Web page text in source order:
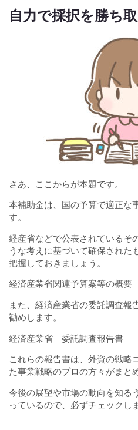
自力で採択を勝ち
さあ、ここからが本題です。
本補助金は、国の予算で適正な
す。
経産省などで公表されているそ
うな考えに基づいて確保された
把握しておきましょう。
経済産業省関連予算案等の概要
また、経済産業省の委託調査報
勧めします。
経済産業省 委託調査報告書
これらの報告書は、外資の戦略
た事業戦略のプロの方々がまと
今後の展望や市場の動向を知る
っているので、必ずチェックし